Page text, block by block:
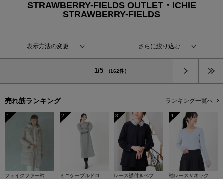
STRAWBERRY-FIELDS OUTLET・ICHIE
STRAWBERRY-FIELDS
表示方法の変更 さらに絞り込む
1/5 （162件）
売れ筋ランキング ランキング一覧へ
1
フェイクファー衿ダウンコート
2
ミニケーブルドロストワンピース
3
レース襟付きペプラムプルオーバー
4
袖レースＶネックニット